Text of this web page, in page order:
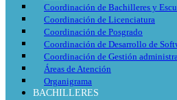
Coordinación de Bachilleres y
Coordinación de Licenciatura
Coordinación de Posgrado
Coordinación de Desarrollo de
Coordinación de Gestión
Áreas de Atención
Organigrama
BACHILLERES